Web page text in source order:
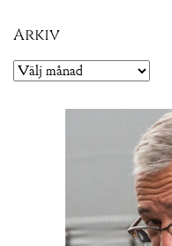
Arkiv
Arkiv